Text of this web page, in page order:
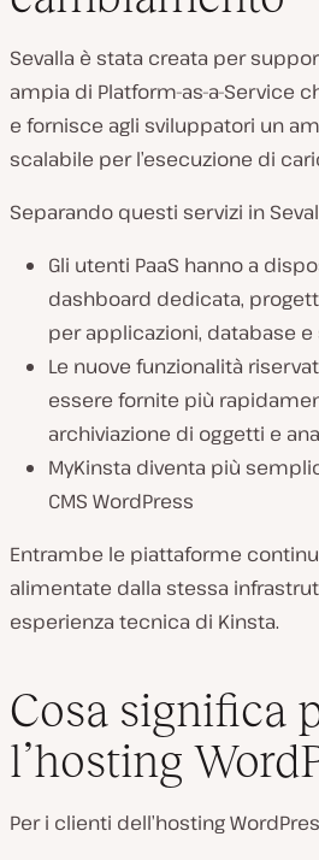
Sevalla è stata creata per
ampia di Platform-as-a-Service
e fornisce agli sviluppatori un
scalabile per l’esecuzione di
Separando questi servizi in
Gli utenti PaaS hanno a
dashboard dedicata,
per applicazioni, database
Le nuove funzionalità
essere fornite più
archiviazione di oggetti e
MyKinsta diventa più
CMS WordPress
Entrambe le piattaforme
alimentate dalla stessa
esperienza tecnica di Kinsta.
Cosa significa
l’hosting
Per i clienti dell’hosting